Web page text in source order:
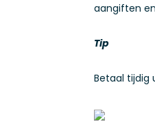
aangiften
Tip
Betaal tijdig